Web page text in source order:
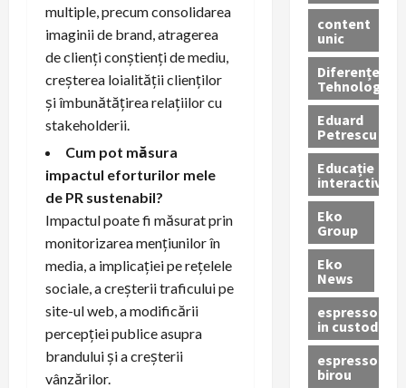
multiple, precum consolidarea
imaginii de brand, atragerea
de clienți conștienți de mediu,
creșterea loialității clienților
și îmbunătățirea relațiilor cu
stakeholderii.
Cum pot măsura
impactul eforturilor mele
de PR sustenabil?
Impactul poate fi măsurat prin
monitorizarea mențiunilor în
media, a implicației pe rețelele
sociale, a creșterii traficului pe
site-ul web, a modificării
percepției publice asupra
brandului și a creșterii
vânzărilor.
content
unic
Diferențe
Tehnologice
Eduard
Petrescu
Educație
interactivă
Eko
Group
Eko
News
espressoare
in custodie
espressor
birou